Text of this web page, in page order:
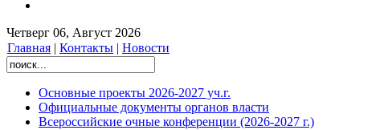
Четверг 06, Август 2026
Главная | Контакты | Новости
Основные проекты 2026-2027 уч.г.
Официальные документы органов власти
Всероссийские очные конференции (2026-2027 г.)